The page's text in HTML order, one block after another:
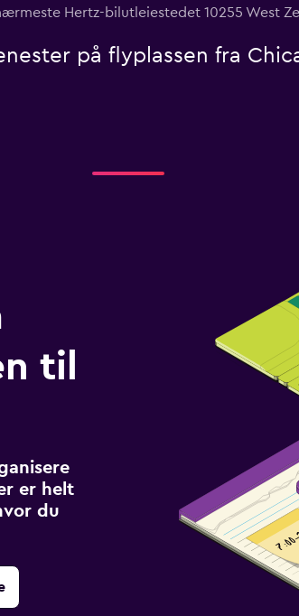
Hertz-bilutleiestedet 10255 West
på flyplassen fra
til
er helt
du